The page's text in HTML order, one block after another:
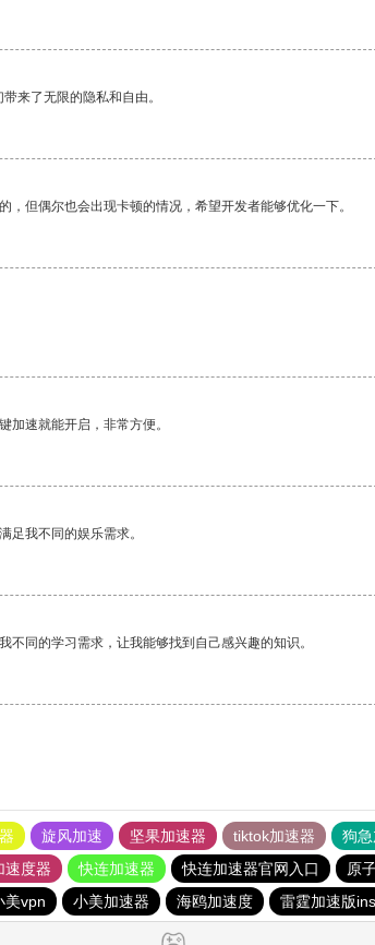
来了无限的隐私和自由。
，但偶尔也会出现卡顿的情况，希望开发者能够优化一下。
加速就能开启，非常方便。
足我不同的娱乐需求。
不同的学习需求，让我能够找到自己感兴趣的知识。
旋风加速 坚果加速器 tiktok加速器 狗
速度器 快连加速器 快连加速器官网入口 原
美vpn 小美加速器 海鸥加速度 雷霆加速版ins